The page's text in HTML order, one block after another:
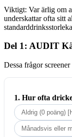
Viktigt: Var ärlig om
underskattar ofta sitt
Del 1: AUDIT
Dessa frågor
1. Hur ofta
Aldrig (0 poäng)
Månadsvis eller